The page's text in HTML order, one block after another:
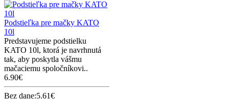
Podstieľka pre mačky KATO
10l
Predstavujeme podstielku
KATO 10l, ktorá je navrhnutá
tak, aby poskytla vášmu
mačaciemu spoločníkovi..
6.90€
Bez dane:5.61€